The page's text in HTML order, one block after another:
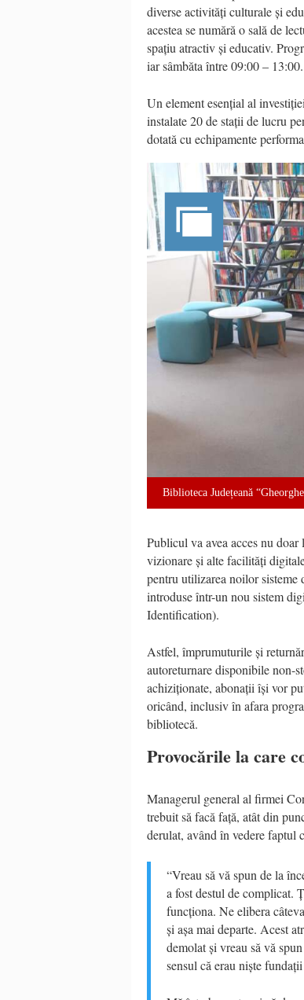
diverse activități culturale și
acestea se numără o sală de
spațiu atractiv și educativ.
iar sâmbăta între 09:00 – 13:00.
Un element esențial al
instalate 20 de stații de lucru
dotată cu echipamente
Biblioteca Județeană
Publicul va avea acces nu
vizionare și alte facilități
pentru utilizarea noilor sisteme
introduse într-un nou sistem
Identification).
Astfel, împrumuturile și
autoreturnare disponibile non-
achiziționate, abonații își vor
oricând, inclusiv în afara
bibliotecă.
Provocările la care
Managerul general al firmei
trebuit să facă față, atât din
derulat, având în vedere faptul
“Vreau să vă spun de la
a fost destul de complicat.
funcționa. Ne elibera
și așa mai departe. Acest
demolat și vreau să vă
sensul că erau niște